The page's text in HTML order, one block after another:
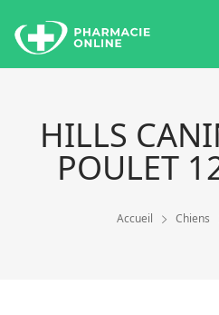
HILLS
POULET
Accueil Chiens